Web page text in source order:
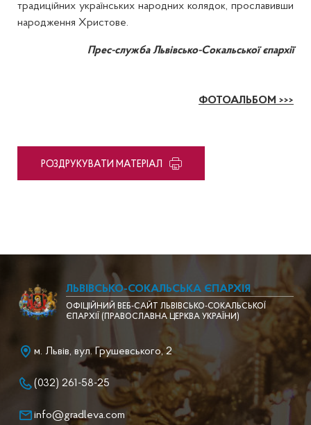
традиційних українських народних колядок, прославивши
народження Христове.
Прес-служба Львівсько-Сокальської єпархії
ФОТОАЛЬБОМ >>>
PОЗДРУКУВАТИ МАТЕРІАЛ
ЛЬВІВСЬКО-СОКАЛЬСЬКА ЄПАРХІЯ
ОФІЦІЙНИЙ ВЕБ-САЙТ ЛЬВІВСЬКО-СОКАЛЬСЬКОЇ
ЄПАРХІЇ (ПРАВОСЛАВНА ЦЕРКВА УКРАЇНИ)
м. Львів, вул. Грушевського, 2
(032) 261-58-25
info@gradleva.com